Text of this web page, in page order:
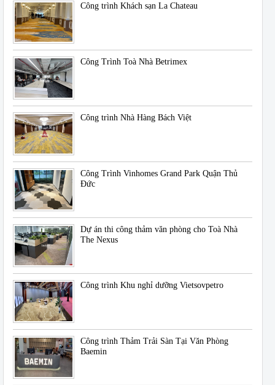
Công trình Khách sạn La Chateau
Công Trình Toà Nhà Betrimex
Công trình Nhà Hàng Bách Việt
Công Trình Vinhomes Grand Park Quận Thủ
Đức
Dự án thi công thảm văn phòng cho Toà Nhà
The Nexus
Công trình Khu nghỉ dưỡng Vietsovpetro
Công trình Thảm Trải Sàn Tại Văn Phòng
Baemin